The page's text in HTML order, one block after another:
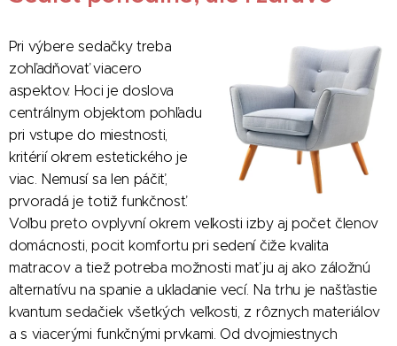
Pri výbere sedačky treba
zohľadňovať viacero
aspektov. Hoci je doslova
centrálnym objektom pohľadu
pri vstupe do miestnosti,
kritérií okrem estetického je
viac. Nemusí sa len páčiť,
prvoradá je totiž funkčnosť.
Voľbu preto ovplyvní okrem veľkosti izby aj počet členov
domácnosti, pocit komfortu pri sedení čiže kvalita
matracov a tiež potreba možnosti mať ju aj ako záložnú
alternatívu na spanie a ukladanie vecí. Na trhu je našťastie
kvantum sedačiek všetkých veľkosti, z rôznych materiálov
a s viacerými funkčnými prvkami. Od dvojmiestnych